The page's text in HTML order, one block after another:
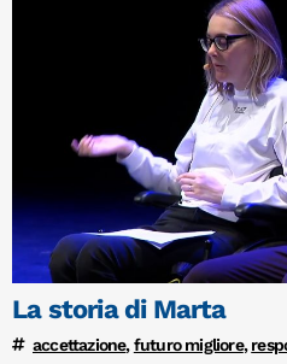
La storia di Marta
accettazione,futuro migliore,